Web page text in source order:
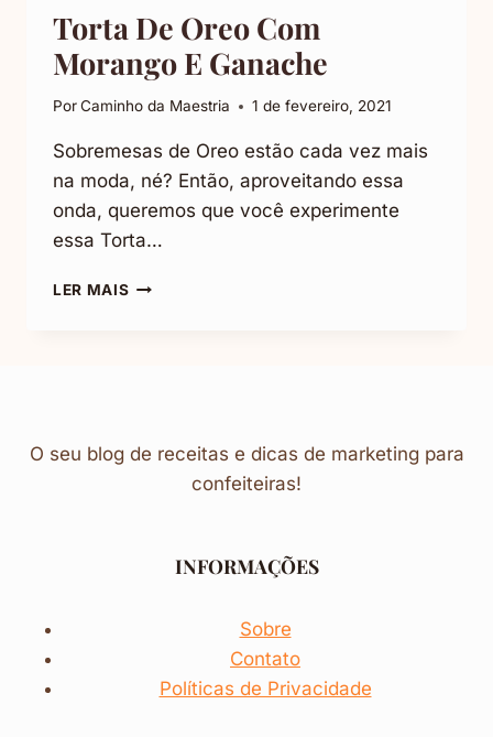
Torta De Oreo Com
Morango E Ganache
PorCaminho da Maestria 1 de fevereiro, 2021
Sobremesas de Oreo estão cada vez mais
na moda, né? Então, aproveitando essa
onda, queremos que você experimente
essa Torta…
LER MAISTORTA
O seu blog de receitas e dicas de marketing para
confeiteiras!
INFORMAÇÕES
Sobre
Contato
Políticas de Privacidade